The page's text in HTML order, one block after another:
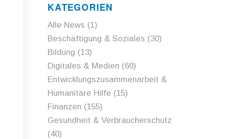
KATEGORIEN
Alle News (1)
Beschäftigung & Soziales (30)
Bildung (13)
Digitales & Medien (60)
Entwicklungszusammenarbeit &
Humanitäre Hilfe (15)
Finanzen (155)
Gesundheit & Verbraucherschutz
(40)